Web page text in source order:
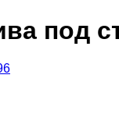
под